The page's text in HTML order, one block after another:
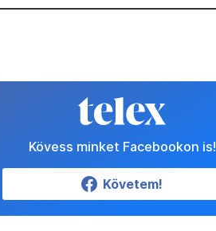
Kövess minket Facebookon is!
Követem!